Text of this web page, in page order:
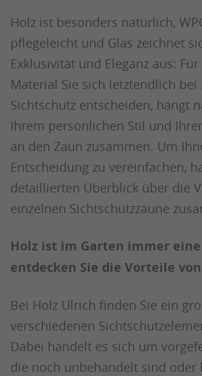
Holz ist besonders natürlich,
pflegeleicht und Glas zeichnet
Exklusivität und Eleganz aus:
Material Sie sich letztendlich
Sichtschutz entscheiden, hängt
Ihrem persönlichen Stil und
an den Zaun zusammen. Um
Entscheidung zu vereinfachen,
detaillierten Überblick über die
einzelnen Sichtschutzzäune
Holz ist im Garten immer eine
entdecken Sie die Vorteile
Bei Holz Ulrich finden Sie ein
verschiedenen
Dabei handelt es sich um
die noch unbehandelt sind oder